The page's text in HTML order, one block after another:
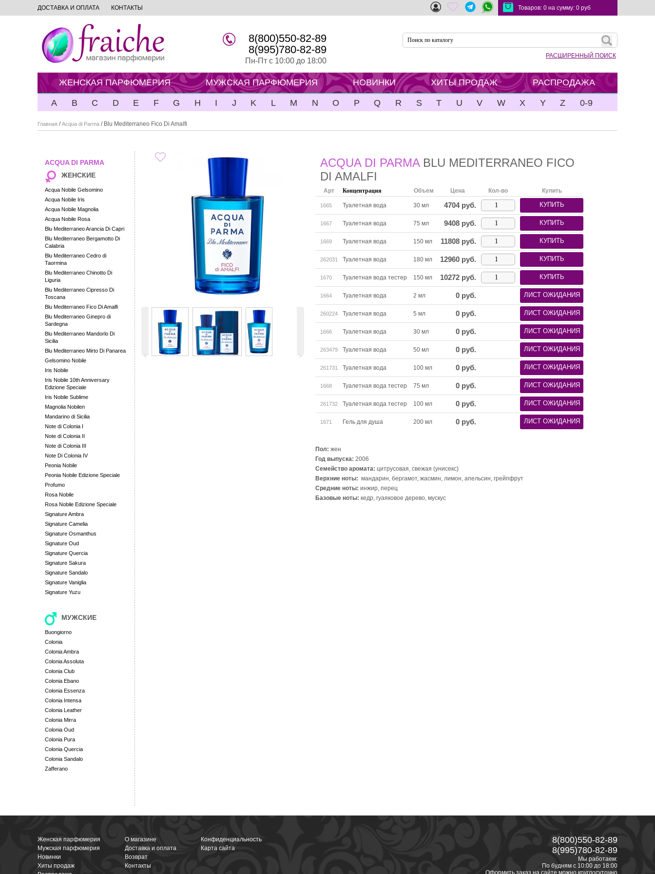
ДОСТАВКА И ОПЛАТА КОНТАКТЫ Товаров: 0 на сумму: 0 руб
8(800)550-82-89
8(995)780-82-89
Пн-Пт с 10:00 до 18:00
РАСШИРЕННЫЙ ПОИСК
ЖЕНСКАЯ ПАРФЮМЕРИЯ МУЖСКАЯ ПАРФЮМЕРИЯ НОВИНКИ ХИТЫ ПРОДАЖ РАСПРОДАЖА
A B C D E F G H I J K L M N O P Q R S T U V W X Y Z 0-9
Главная /Acqua di Parma / Blu Mediterraneo Fico Di Amalfi
ACQUA DI PARMA
ЖЕНСКИЕ
Acqua Nobile Gelsomino
Acqua Nobile Iris
Acqua Nobile Magnolia
Acqua Nobile Rosa
Blu Mediterraneo Arancia Di Capri
Blu Mediterraneo Bergamotto Di
Calabria
Blu Mediterraneo Cedro di
Taormina
Blu Mediterraneo Chinotto Di
Liguria
Blu Mediterraneo Cipresso Di
Toscana
Blu Mediterraneo Fico Di Amalfi
Blu Mediterraneo Ginepro di
Sardegna
Blu Mediterraneo Mandorlo Di
Sicilia
Blu Mediterraneo Mirto Di Panarea
Gelsomino Nobile
Iris Nobile
Iris Nobile 10th Anniversary
Edizione Speciale
Iris Nobile Sublime
Magnolia Nobilen
Mandarino di Sicilia
Note di Colonia I
Note di Colonia II
Note di Colonia III
Note Di Colonia IV
Peonia Nobile
Peonia Nobile Edizione Speciale
Profumo
Rosa Nobile
Rosa Nobile Edizione Speciale
Signature Ambra
Signature Camelia
Signature Osmanthus
Signature Oud
Signature Quercia
Signature Sakura
Signature Sandalo
Signature Vaniglia
Signature Yuzu
МУЖСКИЕ
Buongiorno
Colonia
Colonia Ambra
Colonia Assoluta
Colonia Club
Colonia Ebano
Colonia Essenza
Colonia Intensa
Colonia Leather
Colonia Mirra
Colonia Oud
Colonia Pura
Colonia Quercia
Colonia Sandalo
Zafferano
˂ ˃
ACQUA DI PARMA BLU MEDITERRANEO FICO
DI AMALFI
Арт Концентрация Объем Цена Кол-во Купить
1665 Туалетная вода 30 мл 4704руб. КУПИТЬ
1667 Туалетная вода 75 мл 9408 руб. КУПИТЬ
1669 Туалетная вода 150 мл 11808 руб. КУПИТЬ
262031 Туалетная вода 180 мл 12960 руб. КУПИТЬ
1670 Туалетная вода тестер 150 мл 10272 руб. КУПИТЬ
1664 Туалетная вода 2 мл 0 руб. ЛИСТ ОЖИДАНИЯ
260224 Туалетная вода 5 мл 0 руб. ЛИСТ ОЖИДАНИЯ
1666 Туалетная вода 30 мл 0 руб. ЛИСТ ОЖИДАНИЯ
263479 Туалетная вода 50 мл 0 руб. ЛИСТ ОЖИДАНИЯ
261731 Туалетная вода 100 мл 0 руб. ЛИСТ ОЖИДАНИЯ
1668 Туалетная вода тестер 75 мл 0 руб. ЛИСТ ОЖИДАНИЯ
261732 Туалетная вода тестер 100 мл 0 руб. ЛИСТ ОЖИДАНИЯ
1671 Гель для душа 200 мл 0 руб. ЛИСТ ОЖИДАНИЯ
Пол: жен
Год выпуска: 2006
Семейство аромата: цитрусовая, свежая (унисекс)
Верхние ноты: мандарин, бергамот, жасмин, лимон, апельсин, грейпфрут
Средние ноты: инжир, перец
Базовые ноты: кедр, гуаяковое дерево, мускус
Женская парфюмерия
Мужская парфюмерия
Новинки
Хиты продаж
О магазине
Доставка и оплата
Возврат
Контакты
Конфиденциальность
Карта сайта
8(800)550-82-89
8(995)780-82-89
Мы работаем:
По будням с 10:00 до 18:00
Оформить заказ на сайте можно круглосуточно